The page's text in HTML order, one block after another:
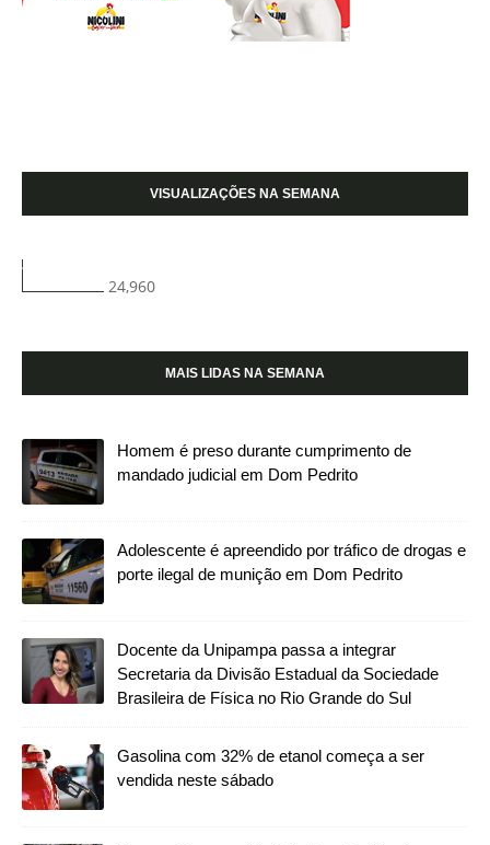
VISUALIZAÇÕES NA SEMANA
24,960
MAIS LIDAS NA SEMANA
Homem é preso durante cumprimento de
mandado judicial em Dom Pedrito
Adolescente é apreendido por tráfico de drogas e
porte ilegal de munição em Dom Pedrito
Docente da Unipampa passa a integrar
Secretaria da Divisão Estadual da Sociedade
Brasileira de Física no Rio Grande do Sul
Gasolina com 32% de etanol começa a ser
vendida neste sábado